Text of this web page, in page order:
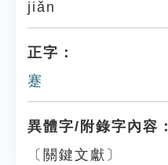
jiǎn
正字：
蹇
異體字/附錄字內容：
〔關鍵文獻〕